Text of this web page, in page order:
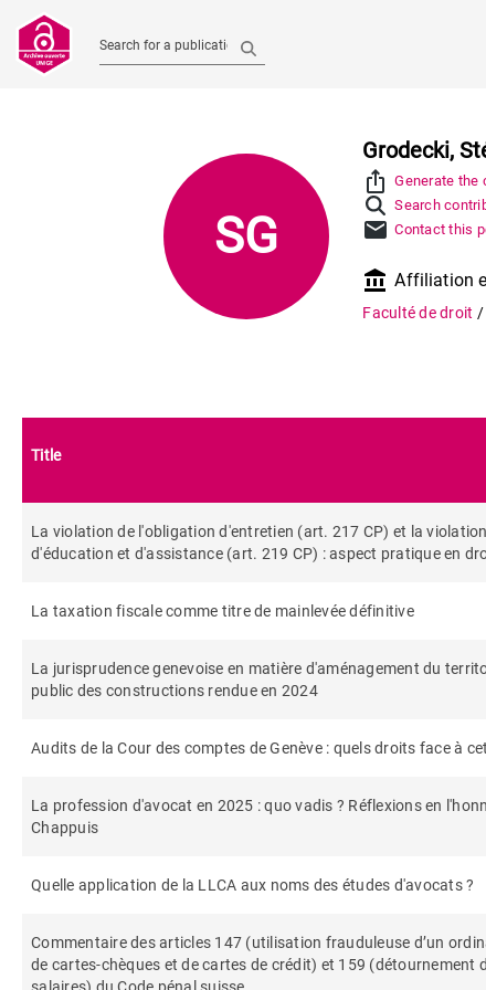
Search for a publication
SG
Grodecki,
ios_share
Generate the
Search
mail Contact this
account_balance Affiliation
Faculté de droit /
Title
La violation de l'obligation d'entretien (art. 217 CP) et la
d'éducation et d'assistance (art. 219 CP) : aspect pratique en
La taxation fiscale comme titre de mainlevée définitive
La jurisprudence genevoise en matière d'aménagement du
public des constructions rendue en 2024
Audits de la Cour des comptes de Genève : quels droits face à cet
La profession d'avocat en 2025 : quo vadis ? Réflexions en
Chappuis
Quelle application de la LLCA aux noms des études d'avocats ?
Commentaire des articles 147 (utilisation frauduleuse d’un
de cartes-chèques et de cartes de crédit) et 159 (détournement